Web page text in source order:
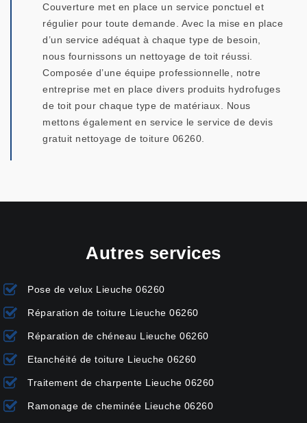
Couverture met en place un service ponctuel et
régulier pour toute demande. Avec la mise en place
d’un service adéquat à chaque type de besoin,
nous fournissons un nettoyage de toit réussi.
Composée d’une équipe professionnelle, notre
entreprise met en place divers produits hydrofuges
de toit pour chaque type de matériaux. Nous
mettons également en service le service de devis
gratuit nettoyage de toiture 06260.
Autres services
Pose de velux Lieuche 06260
Réparation de toiture Lieuche 06260
Réparation de chéneau Lieuche 06260
Etanchéité de toiture Lieuche 06260
Traitement de charpente Lieuche 06260
Ramonage de cheminée Lieuche 06260